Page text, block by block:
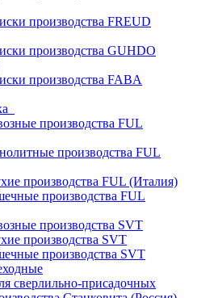
производства FREUD
производства GUHDO
производства FABA
производства FUL
производства FUL
производства FUL (Италия)
производства FUL
производства SVT
производства SVT
производства SVT
сверлильно-присадочных